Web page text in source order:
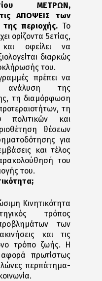
ΜΕΤΡΩΝ,
ΑΠΟΨΕΙΣ των
περιοχής. Το
ορίζοντα 5ετίας,
οφείλει να
διαρκώς
του.
πρέπει να
ανάλυση της
τη διαμόρφωση
τη
πολιτικών και
θέσεων
για
και τέλος
του
του.
Κινητικότητα
τρόπος
των
και τις
τρόπο ζωής. Η
αφορά πρωτίστως
περπάτημα-